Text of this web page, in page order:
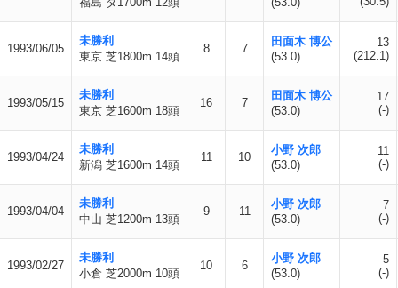
1993/06/05
未勝利
東京 芝1800m 14頭
8 7
田面木 博公
(53.0)
13
(212.1)
1993/05/15
未勝利
東京 芝1600m 18頭
16 7
田面木 博公
(53.0)
17
(-)
1993/04/24
未勝利
新潟 芝1600m 14頭
11 10
小野 次郎
(53.0)
11
(-)
1993/04/04
未勝利
中山 芝1200m 13頭
9 11
小野 次郎
(53.0)
7
(-)
1993/02/27
未勝利
小倉 芝2000m 10頭
10 6
小野 次郎
(53.0)
5
(-)